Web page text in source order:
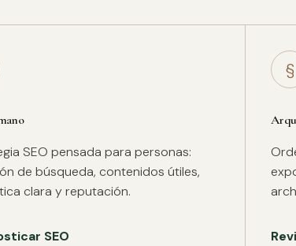
SEO pensada para personas:
de búsqueda, contenidos útiles,
clara y reputación.
SEO
§